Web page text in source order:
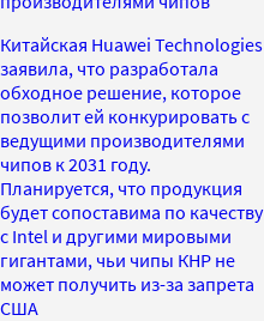
Китайская Huawei Technologies
заявила, что разработала
обходное решение, которое
позволит ей конкурировать с
ведущими производителями
чипов к 2031 году.
Планируется, что продукция
будет сопоставима по качеству
с Intel и другими мировыми
гигантами, чьи чипы КНР не
может получить из-за запрета
США